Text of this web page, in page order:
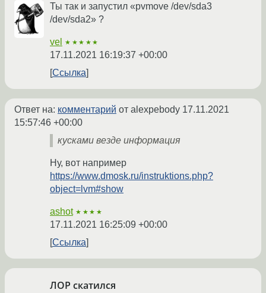
Ты так и запустил «pvmove /dev/sda3
/dev/sda2» ?
vel ★★★★★
17.11.2021 16:19:37 +00:00
Ссылка
Ответ на: комментарий от alexpebody 17.11.2021
15:57:46 +00:00
кусками везде информация
Ну, вот например
https://www.dmosk.ru/instruktions.php?
object=lvm#show
ashot ★★★★
17.11.2021 16:25:09 +00:00
Ссылка
ЛОР скатился